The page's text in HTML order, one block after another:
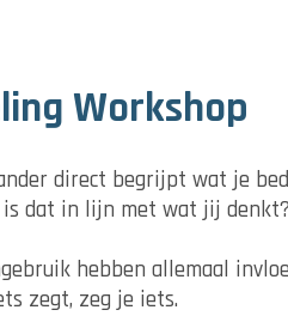
Workshop
direct begrijpt wat je
is dat in lijn met wat jij
hebben allemaal
zegt, zeg je iets.